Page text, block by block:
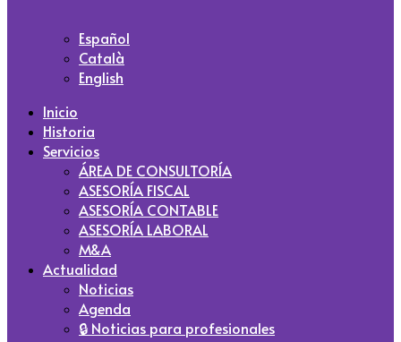
Español
Català
English
Inicio
Historia
Servicios
ÁREA DE CONSULTORÍA
ASESORÍA FISCAL
ASESORÍA CONTABLE
ASESORÍA LABORAL
M&A
Actualidad
Noticias
Agenda
🔒 Noticias para profesionales